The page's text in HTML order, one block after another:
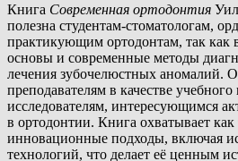
Книга Современная ортодонтия
полезна студентам-стоматологам,
практикующим ортодонтам, так как
основы и современные методы
лечения зубочелюстных аномалий.
преподавателям в качестве
исследователям, интересующимся
в ортодонтии. Книга охватывает
инновационные подходы, включая
технологий, что делает её ценным